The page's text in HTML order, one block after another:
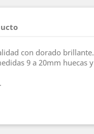
con dorado brillante.
9 a 20mm huecas y